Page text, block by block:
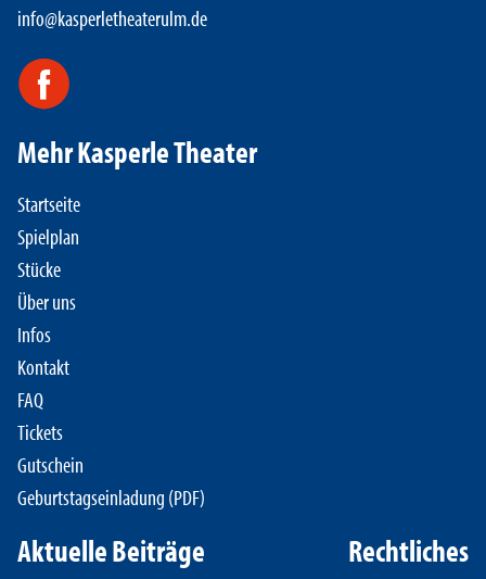
info@kasperletheaterulm.de
Mehr Kasperle Theater
Startseite
Spielplan
Stücke
Über uns
Infos
Kontakt
FAQ
Tickets
Gutschein
Geburtstagseinladung (PDF)
Aktuelle Beiträge Rechtliches